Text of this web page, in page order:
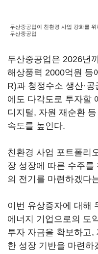
두산중공업이 친환경 사업 강화를
두산중공업
두산중공업은 2026
해상풍력 2000억원 등
R)과 청정수소 생산·
에도 다각도로 투자할
디지털, 자원 재순환
속도를 높인다.
친환경 사업 포트폴리
장 성장에 따른 수주를
의 전기를 마련하겠다
이번 유상증자에 대해
에너지 기업으로의 도
투자 자금을 확보하고,
한 성장 기반을 마련하